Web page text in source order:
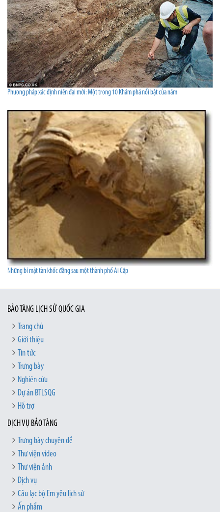
Phương pháp xác định niên đại mới: Một trong 10 Khám phá nổi bật của năm
Những bí mật tàn khốc đằng sau một thành phố Ai Cập
BẢO TÀNG LỊCH SỬ QUỐC GIA
Trang chủ
Giới thiệu
Tin tức
Trưng bày
Nghiên cứu
Dự án BTLSQG
Hỗ trợ
DỊCH VỤ BẢO TÀNG
Trưng bày chuyên đề
Thư viện video
Thư viện ảnh
Dịch vụ
Câu lạc bộ Em yêu lịch sử
Ấn phẩm